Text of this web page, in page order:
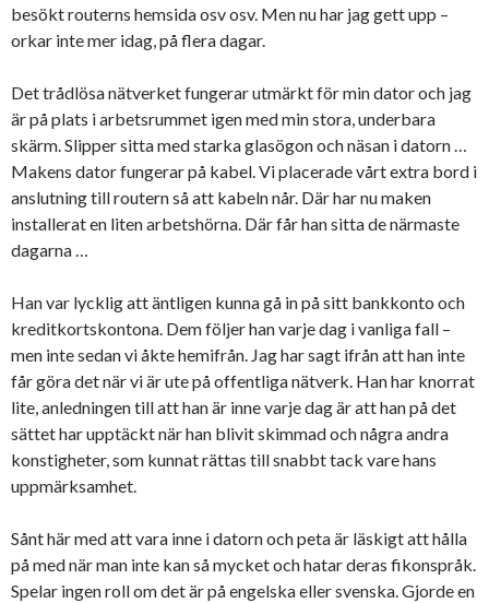
besökt routerns hemsida osv osv. Men nu har jag gett upp –
orkar inte mer idag, på flera dagar.
Det trådlösa nätverket fungerar utmärkt för min dator och jag
är på plats i arbetsrummet igen med min stora, underbara
skärm. Slipper sitta med starka glasögon och näsan i datorn …
Makens dator fungerar på kabel. Vi placerade vårt extra bord i
anslutning till routern så att kabeln når. Där har nu maken
installerat en liten arbetshörna. Där får han sitta de närmaste
dagarna …
Han var lycklig att äntligen kunna gå in på sitt bankkonto och
kreditkortskontona. Dem följer han varje dag i vanliga fall –
men inte sedan vi åkte hemifrån. Jag har sagt ifrån att han inte
får göra det när vi är ute på offentliga nätverk. Han har knorrat
lite, anledningen till att han är inne varje dag är att han på det
sättet har upptäckt när han blivit skimmad och några andra
konstigheter, som kunnat rättas till snabbt tack vare hans
uppmärksamhet.
Sånt här med att vara inne i datorn och peta är läskigt att hålla
på med när man inte kan så mycket och hatar deras fikonspråk.
Spelar ingen roll om det är på engelska eller svenska. Gjorde en